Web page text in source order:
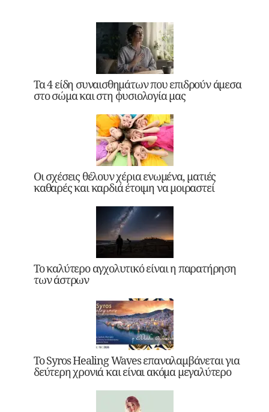
Τα 4 είδη συναισθημάτων που επιδρούν άμεσα
στο σώμα και στη φυσιολογία μας
Οι σχέσεις θέλουν χέρια ενωμένα, ματιές
καθαρές και καρδιά έτοιμη να μοιραστεί
Το καλύτερο αγχολυτικό είναι η παρατήρηση
των άστρων
Το Syros Healing Waves επαναλαμβάνεται για
δεύτερη χρονιά και είναι ακόμα μεγαλύτερο